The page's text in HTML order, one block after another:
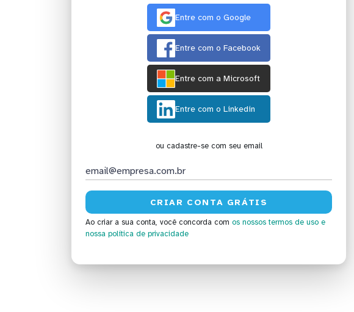
Entre com o Google
Entre com o Facebook
Entre com a Microsoft
Entre com o Linkedin
ou cadastre-se com seu email
Ao criar a sua conta, você concorda com os nossos termos de uso e
nossa política de privacidade